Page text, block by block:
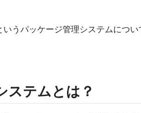
うパッケージ管理システムについ
ステムとは？